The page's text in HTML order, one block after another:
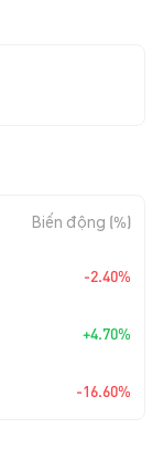
Biến động (%)
-2.40%
+4.70%
-16.60%